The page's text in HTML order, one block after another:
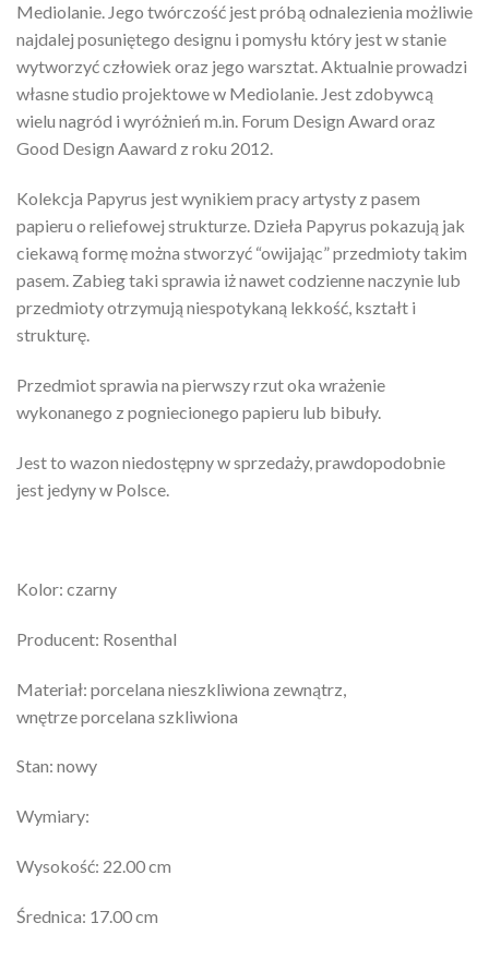
Mediolanie. Jego twórczość jest próbą odnalezienia możliwie
najdalej posuniętego designu i pomysłu który jest w stanie
wytworzyć człowiek oraz jego warsztat. Aktualnie prowadzi
własne studio projektowe w Mediolanie. Jest zdobywcą
wielu nagród i wyróżnień m.in. Forum Design Award oraz
Good Design Aaward z roku 2012.
Kolekcja Papyrus jest wynikiem pracy artysty z pasem
papieru o reliefowej strukturze. Dzieła Papyrus pokazują jak
ciekawą formę można stworzyć “owijając” przedmioty takim
pasem. Zabieg taki sprawia iż nawet codzienne naczynie lub
przedmioty otrzymują niespotykaną lekkość, kształt i
strukturę.
Przedmiot sprawia na pierwszy rzut oka wrażenie
wykonanego z pogniecionego papieru lub bibuły.
Jest to wazon niedostępny w sprzedaży, prawdopodobnie
jest jedyny w Polsce.
Kolor: czarny
Producent: Rosenthal
Materiał: porcelana nieszkliwiona zewnątrz,
wnętrze porcelana szkliwiona
Stan: nowy
Wymiary:
Wysokość: 22.00 cm
Średnica: 17.00 cm